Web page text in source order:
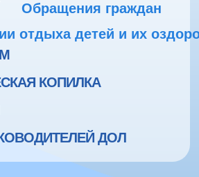
Обращения граждан
отдыха детей и их
КОПИЛКА
ДОЛ